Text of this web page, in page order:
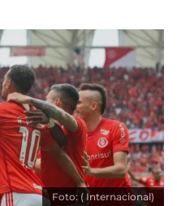
Foto: ( Internacional)